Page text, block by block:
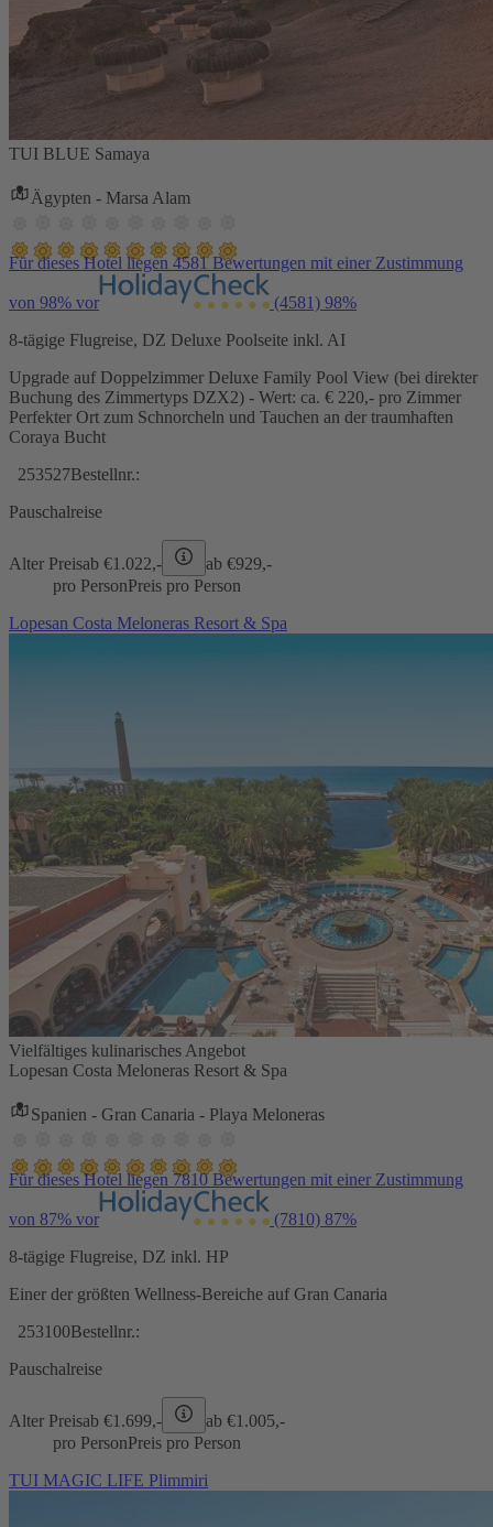
TUI BLUE Samaya
Ägypten - Marsa Alam
Für dieses Hotel liegen 4581 Bewertungen mit einer Zustimmung
von 98% vor (4581) 98%
8-tägige Flugreise, DZ Deluxe Poolseite inkl. AI
Upgrade auf Doppelzimmer Deluxe Family Pool View (bei direkter
Buchung des Zimmertyps DZX2) - Wert: ca. € 220,- pro Zimmer
Perfekter Ort zum Schnorcheln und Tauchen an der traumhaften
Coraya Bucht
253527Bestellnr.:
Pauschalreise
Alter Preisab €1.022,- ab €929,-
pro PersonPreis pro Person
Lopesan Costa Meloneras Resort & Spa
Vielfältiges kulinarisches Angebot
Lopesan Costa Meloneras Resort & Spa
Spanien - Gran Canaria - Playa Meloneras
Für dieses Hotel liegen 7810 Bewertungen mit einer Zustimmung
von 87% vor (7810) 87%
8-tägige Flugreise, DZ inkl. HP
Einer der größten Wellness-Bereiche auf Gran Canaria
253100Bestellnr.:
Pauschalreise
Alter Preisab €1.699,- ab €1.005,-
pro PersonPreis pro Person
TUI MAGIC LIFE Plimmiri